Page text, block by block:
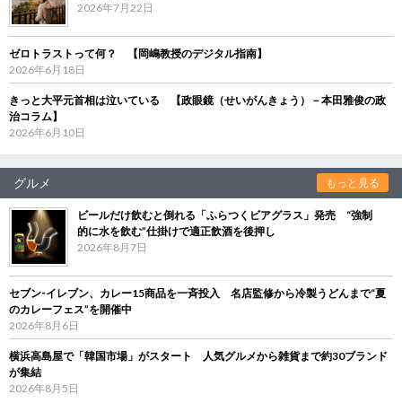
2026年7月22日
ゼロトラストって何？ 【岡嶋教授のデジタル指南】
2026年6月18日
きっと大平元首相は泣いている 【政眼鏡（せいがんきょう）－本田雅俊の政
治コラム】
2026年6月10日
グルメ もっと見る
ビールだけ飲むと倒れる「ふらつくビアグラス」発売 “強制
的に水を飲む”仕掛けで適正飲酒を後押し
2026年8月7日
セブン‐イレブン、カレー15商品を一斉投入 名店監修から冷製うどんまで“夏
のカレーフェス”を開催中
2026年8月6日
横浜高島屋で「韓国市場」がスタート 人気グルメから雑貨まで約30ブランド
が集結
2026年8月5日